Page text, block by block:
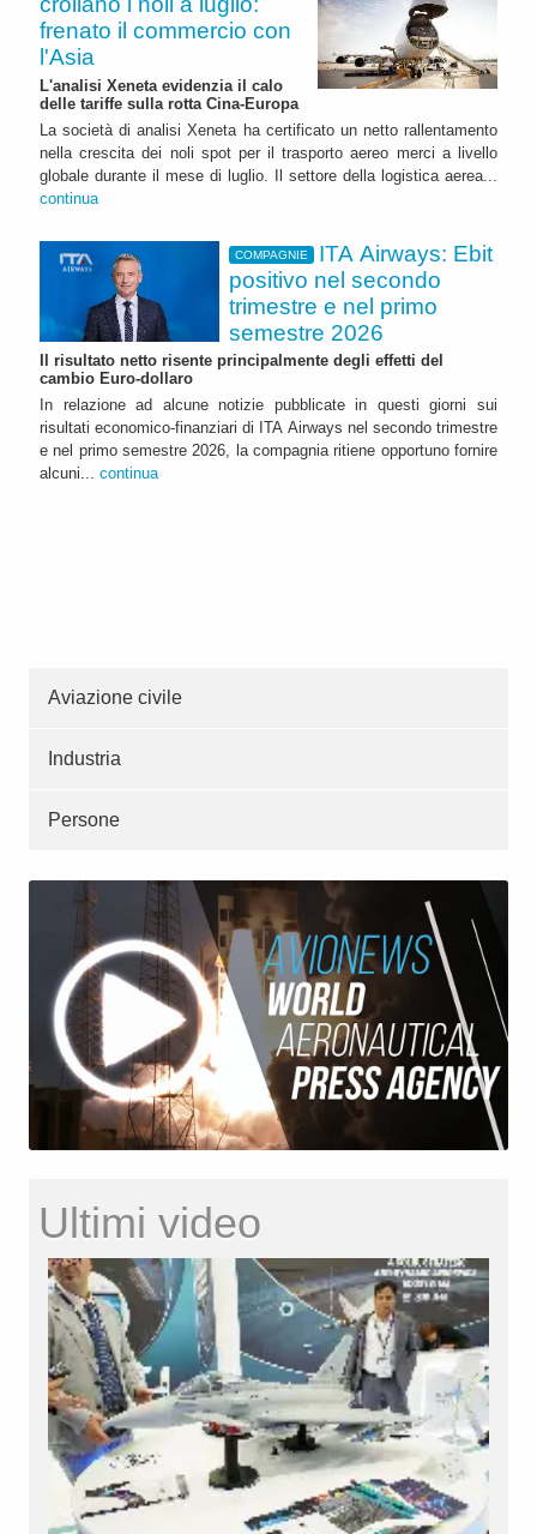
frenato il commercio con
l'Asia
L'analisi Xeneta evidenzia il calo
delle tariffe sulla rotta Cina-Europa
La società di analisi Xeneta ha certificato un netto rallentamento
nella crescita dei noli spot per il trasporto aereo merci a livello
globale durante il mese di luglio. Il settore della logistica aerea...
continua
COMPAGNIE
ITA Airways: Ebit
positivo nel secondo
trimestre e nel primo
semestre 2026
Il risultato netto risente principalmente degli effetti del
cambio Euro-dollaro
In relazione ad alcune notizie pubblicate in questi giorni sui
risultati economico-finanziari di ITA Airways nel secondo trimestre
e nel primo semestre 2026, la compagnia ritiene opportuno fornire
alcuni... continua
Aviazione civile
Industria
Persone
Ultimi video